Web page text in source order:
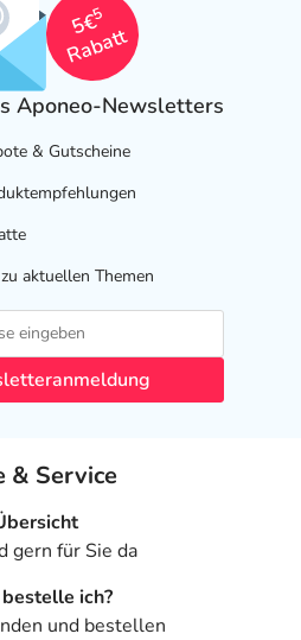
5€
5
Rabatt
Aponeo-Newsletters
& Gutscheine
aktuellen Themen
& Service
gern für Sie da
ich?
und bestellen